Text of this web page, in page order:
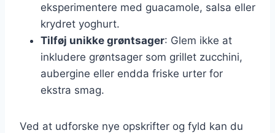
eksperimentere med guacamole, salsa eller
krydret yoghurt.
Tilføj unikke grøntsager: Glem ikke at
inkludere grøntsager som grillet zucchini,
aubergine eller endda friske urter for
ekstra smag.
Ved at udforske nye opskrifter og fyld kan du